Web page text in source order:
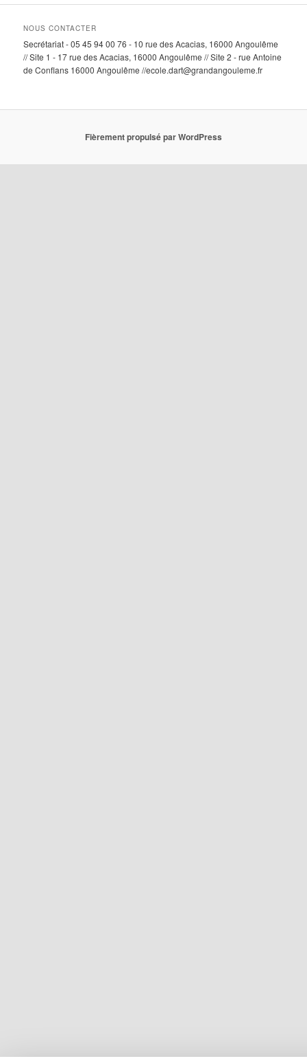
NOUS CONTACTER
Secrétariat - 05 45 94 00 76 - 10 rue des Acacias, 16000 Angoulême
// Site 1 - 17 rue des Acacias, 16000 Angoulême // Site 2 - rue Antoine
de Conflans 16000 Angoulême //ecole.dart@grandangouleme.fr
Fièrement propulsé par WordPress